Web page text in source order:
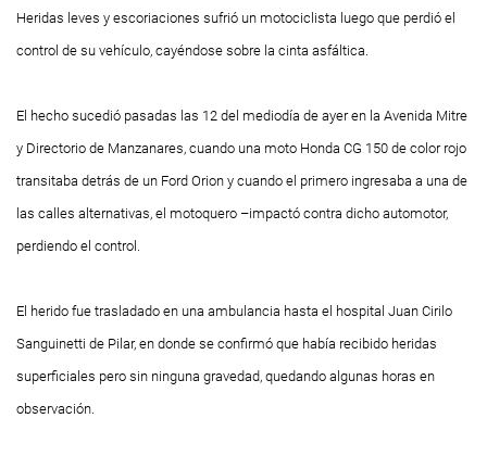
Heridas leves y escoriaciones sufrió un motociclista luego que perdió el
control de su vehículo, cayéndose sobre la cinta asfáltica.
El hecho sucedió pasadas las 12 del mediodía de ayer en la Avenida Mitre
y Directorio de Manzanares, cuando una moto Honda CG 150 de color rojo
transitaba detrás de un Ford Orion y cuando el primero ingresaba a una de
las calles alternativas, el motoquero –impactó contra dicho automotor,
perdiendo el control.
El herido fue trasladado en una ambulancia hasta el hospital Juan Cirilo
Sanguinetti de Pilar, en donde se confirmó que había recibido heridas
superficiales pero sin ninguna gravedad, quedando algunas horas en
observación.